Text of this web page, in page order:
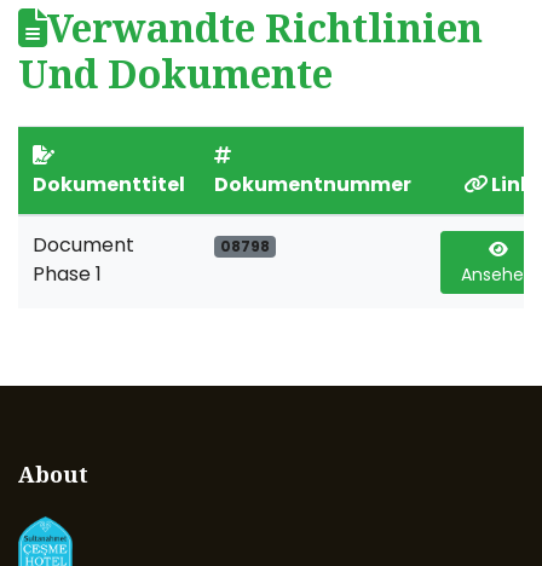
Verwandte Richtlinien
Und Dokumente
Dokumenttitel Dokumentnummer Link
Document
Phase 1
08798
Ansehen
About